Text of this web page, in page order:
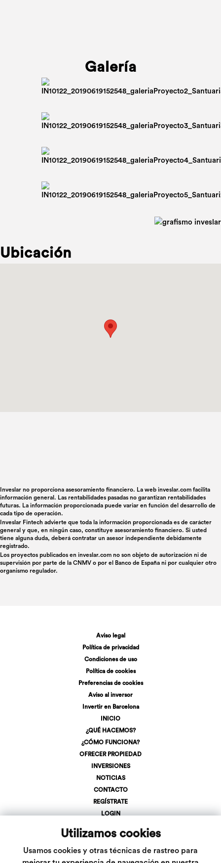
Utilizamos cookies
Usamos cookies y otras técnicas de rastreo para
Galería
Ubicación
Inveslar no proporciona asesoramiento financiero. La web inveslar.com facilita
información general. Las rentabilidades pasadas no garantizan rentabilidades
futuras. La información proporcionada puede variar en función del desarrollo de
cada tipo de operación.
Inveslar Fintech advierte que toda la información proporcionada es de carácter
general y que, en ningún caso, constituye asesoramiento financiero. Si usted
tiene alguna duda, deberá contratar un asesor independiente debidamente
registrado.
Los proyectos publicados en inveslar.com no son objeto de autorización ni de
supervisión por parte de la CNMV o por el Banco de España ni por cualquier otro
organismo regulador.
Aviso legal
Política de privacidad
Condiciones de uso
Política de cookies
Preferencias de cookies
Aviso al inversor
Invertir en Barcelona
INICIO
¿QUÉ HACEMOS?
¿CÓMO FUNCIONA?
OFRECER PROPIEDAD
INVERSIONES
NOTICIAS
CONTACTO
REGÍSTRATE
LOGIN
info@inveslar.com